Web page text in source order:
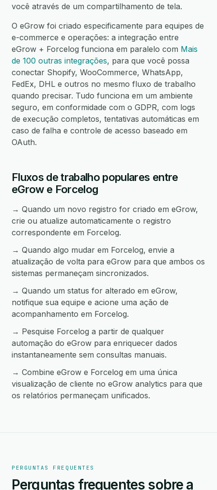
você através de um compartilhamento de tela.
O eGrow foi criado especificamente para equipes de
e-commerce e operações: a integração entre
eGrow + Forcelog funciona em paralelo com Mais
de 100 outras integrações, para que você possa
conectar Shopify, WooCommerce, WhatsApp,
FedEx, DHL e outros no mesmo fluxo de trabalho
quando precisar. Tudo funciona em um ambiente
seguro, em conformidade com o GDPR, com logs
de execução completos, tentativas automáticas em
caso de falha e controle de acesso baseado em
OAuth.
Fluxos de trabalho populares entre
eGrow e Forcelog
→ Quando um novo registro for criado em eGrow,
crie ou atualize automaticamente o registro
correspondente em Forcelog.
→ Quando algo mudar em Forcelog, envie a
atualização de volta para eGrow para que ambos os
sistemas permaneçam sincronizados.
→ Quando um status for alterado em eGrow,
notifique sua equipe e acione uma ação de
acompanhamento em Forcelog.
→ Pesquise Forcelog a partir de qualquer
automação do eGrow para enriquecer dados
instantaneamente sem consultas manuais.
→ Combine eGrow e Forcelog em uma única
visualização de cliente no eGrow analytics para que
os relatórios permaneçam unificados.
PERGUNTAS FREQUENTES
Perguntas frequentes sobre a